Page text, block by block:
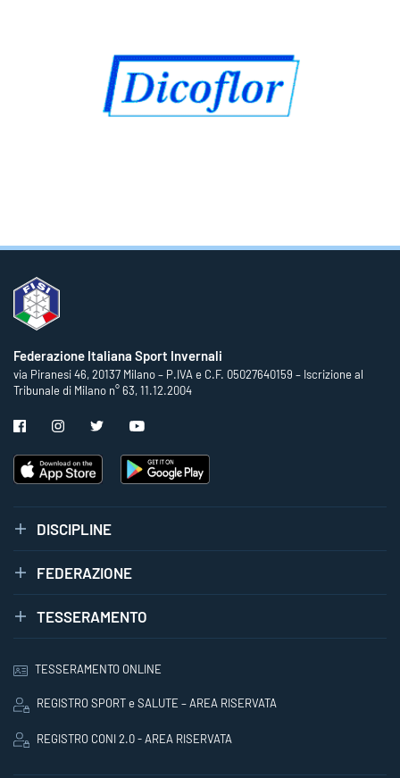
Federazione Italiana Sport Invernali
via Piranesi 46, 20137 Milano – P.IVA e C.F. 05027640159 – Iscrizione al
Tribunale di Milano n° 63, 11.12.2004
DISCIPLINE
FEDERAZIONE
TESSERAMENTO
TESSERAMENTO ONLINE
REGISTRO SPORT e SALUTE – AREA RISERVATA
REGISTRO CONI 2.0 - AREA RISERVATA